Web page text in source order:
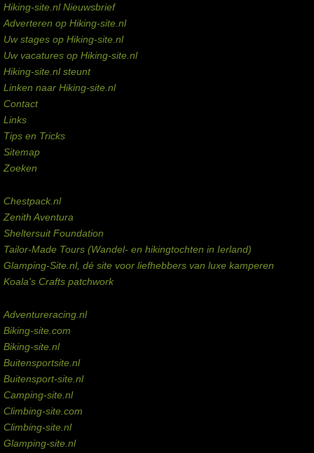
Hiking-site.nl Nieuwsbrief
Adverteren op Hiking-site.nl
Uw stages op Hiking-site.nl
Uw vacatures op Hiking-site.nl
Hiking-site.nl steunt
Linken naar Hiking-site.nl
Contact
Links
Tips en Tricks
Sitemap
Zoeken
Chestpack.nl
Zenith Aventura
Sheltersuit Foundation
Tailor-Made Tours (Wandel- en hikingtochten in Ierland)
Glamping-Site.nl, dé site voor liefhebbers van luxe kamperen
Koala's Crafts patchwork
Adventureracing.nl
Biking-site.com
Biking-site.nl
Buitensportsite.nl
Buitensport-site.nl
Camping-site.nl
Climbing-site.com
Climbing-site.nl
Glamping-site.nl